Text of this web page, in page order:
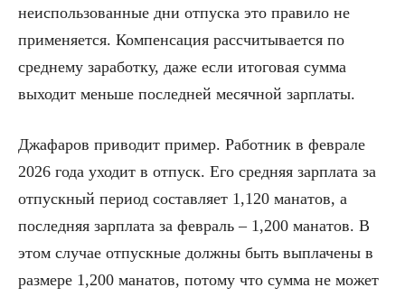
неиспользованные дни отпуска это правило не
применяется. Компенсация рассчитывается по
среднему заработку, даже если итоговая сумма
выходит меньше последней месячной зарплаты.
Джафаров приводит пример. Работник в феврале
2026 года уходит в отпуск. Его средняя зарплата за
отпускный период составляет 1,120 манатов, а
последняя зарплата за февраль – 1,200 манатов. В
этом случае отпускные должны быть выплачены в
размере 1,200 манатов, потому что сумма не может